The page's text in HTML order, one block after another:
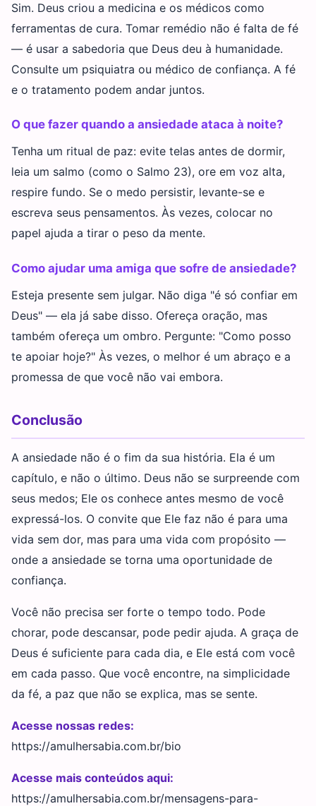
Sim. Deus criou a medicina e os médicos como
ferramentas de cura. Tomar remédio não é falta de fé
— é usar a sabedoria que Deus deu à humanidade.
Consulte um psiquiatra ou médico de confiança. A fé
e o tratamento podem andar juntos.
O que fazer quando a ansiedade ataca à noite?
Tenha um ritual de paz: evite telas antes de dormir,
leia um salmo (como o Salmo 23), ore em voz alta,
respire fundo. Se o medo persistir, levante-se e
escreva seus pensamentos. Às vezes, colocar no
papel ajuda a tirar o peso da mente.
Como ajudar uma amiga que sofre de ansiedade?
Esteja presente sem julgar. Não diga "é só confiar em
Deus" — ela já sabe disso. Ofereça oração, mas
também ofereça um ombro. Pergunte: "Como posso
te apoiar hoje?" Às vezes, o melhor é um abraço e a
promessa de que você não vai embora.
Conclusão
A ansiedade não é o fim da sua história. Ela é um
capítulo, e não o último. Deus não se surpreende com
seus medos; Ele os conhece antes mesmo de você
expressá-los. O convite que Ele faz não é para uma
vida sem dor, mas para uma vida com propósito —
onde a ansiedade se torna uma oportunidade de
confiança.
Você não precisa ser forte o tempo todo. Pode
chorar, pode descansar, pode pedir ajuda. A graça de
Deus é suficiente para cada dia, e Ele está com você
em cada passo. Que você encontre, na simplicidade
da fé, a paz que não se explica, mas se sente.
Acesse nossas redes:
https://amulhersabia.com.br/bio
Acesse mais conteúdos aqui:
https://amulhersabia.com.br/mensagens-para-